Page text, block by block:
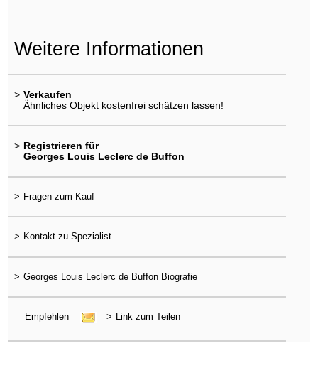
Weitere Informationen
> Verkaufen
Ähnliches Objekt kostenfrei schätzen lassen!
> Registrieren für
Georges Louis Leclerc de Buffon
> Fragen zum Kauf
> Kontakt zu Spezialist
> Georges Louis Leclerc de Buffon Biografie
Empfehlen > Link zum Teilen